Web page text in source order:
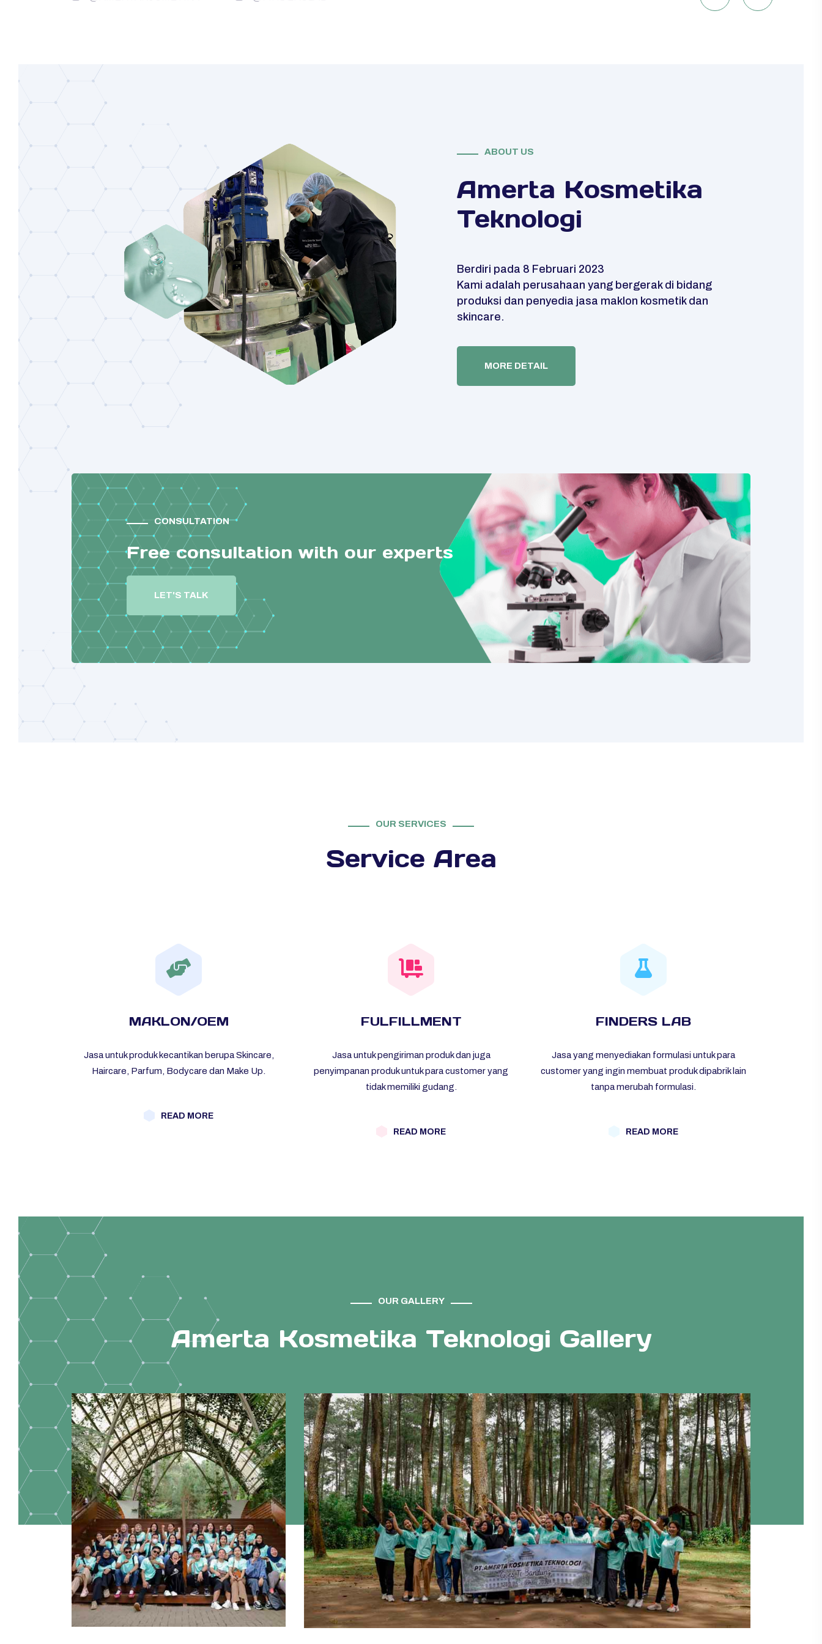
ABOUT US
Amerta Kosmetika
Teknologi
Berdiri pada 8 Februari 2023
Kami adalah perusahaan yang bergerak di bidang
produksi dan penyedia jasa maklon kosmetik dan
skincare.
MORE DETAIL
CONSULTATION
Free consultation with our experts
LET'S TALK
OUR SERVICES
Service Area
MAKLON/OEM
Jasa untuk produk kecantikan berupa Skincare,
Haircare, Parfum, Bodycare dan Make Up.
READ MORE
FULFILLMENT
Jasa untuk pengiriman produk dan juga
penyimpanan produk untuk para customer yang
tidak memiliki gudang.
READ MORE
FINDERS LAB
Jasa yang menyediakan formulasi untuk para
customer yang ingin membuat produk dipabrik lain
tanpa merubah formulasi.
READ MORE
OUR GALLERY
Amerta Kosmetika Teknologi Gallery